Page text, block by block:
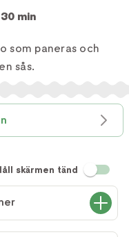
30 min
som paneras och
sås.
skärmen tänd